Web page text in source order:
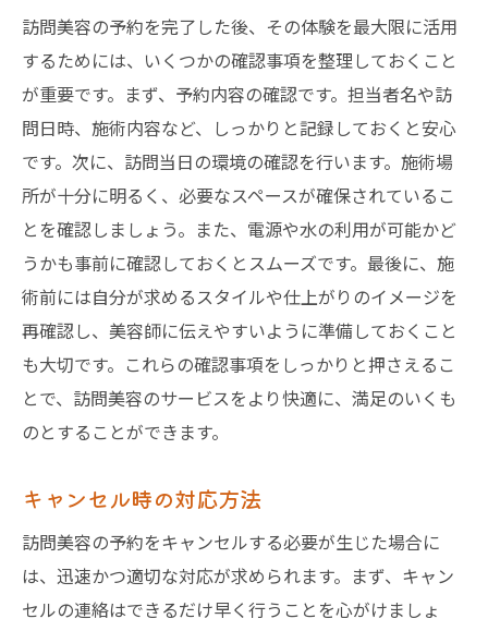
訪問美容の予約を完了した後、その体験を最大限に活用
するためには、いくつかの確認事項を整理しておくこと
が重要です。まず、予約内容の確認です。担当者名や訪
問日時、施術内容など、しっかりと記録しておくと安心
です。次に、訪問当日の環境の確認を行います。施術場
所が十分に明るく、必要なスペースが確保されているこ
とを確認しましょう。また、電源や水の利用が可能かど
うかも事前に確認しておくとスムーズです。最後に、施
術前には自分が求めるスタイルや仕上がりのイメージを
再確認し、美容師に伝えやすいように準備しておくこと
も大切です。これらの確認事項をしっかりと押さえるこ
とで、訪問美容のサービスをより快適に、満足のいくも
のとすることができます。
キャンセル時の対応方法
訪問美容の予約をキャンセルする必要が生じた場合に
は、迅速かつ適切な対応が求められます。まず、キャン
セルの連絡はできるだけ早く行うことを心がけましょ